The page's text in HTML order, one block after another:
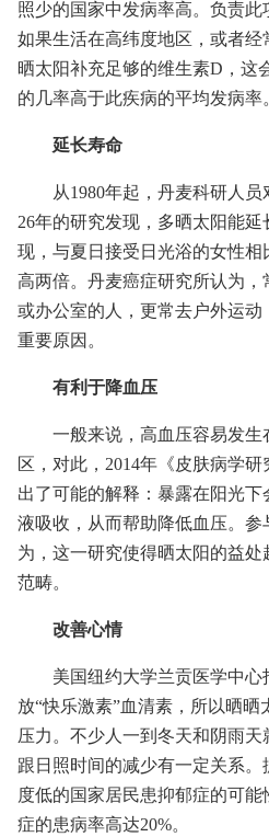
照少的国家中发病率高。负责此
如果生活在高纬度地区，或者
晒太阳补充足够的维生素D，这
的几率高于此疾病的平均发病率
延长寿命
从1980年起，丹麦科研人
26年的研究发现，多晒太阳能
现，与夏日接受日光浴的女性
高两倍。丹麦癌症研究所认为
或办公室的人，更常去户外运
重要原因。
有利于降血压
一般来说，高血压容易发
区，对此，2014年《皮肤病学
出了可能的解释：暴露在阳光下
液吸收，从而帮助降低血压。
为，这一研究使得晒太阳的益
范畴。
改善心情
美国纽约大学兰贡医学中
放“快乐激素”血清素，所以晒
压力。不少人一到冬天和阴雨
跟日照时间的减少有一定关系
度低的国家居民患抑郁症的可
症的患病率高达20%。